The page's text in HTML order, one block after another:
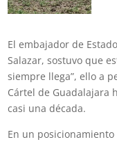
El embajador de
Salazar, sostuvo que
siempre llega”, ello a
Cártel de Guadalajara
casi una década.
En un